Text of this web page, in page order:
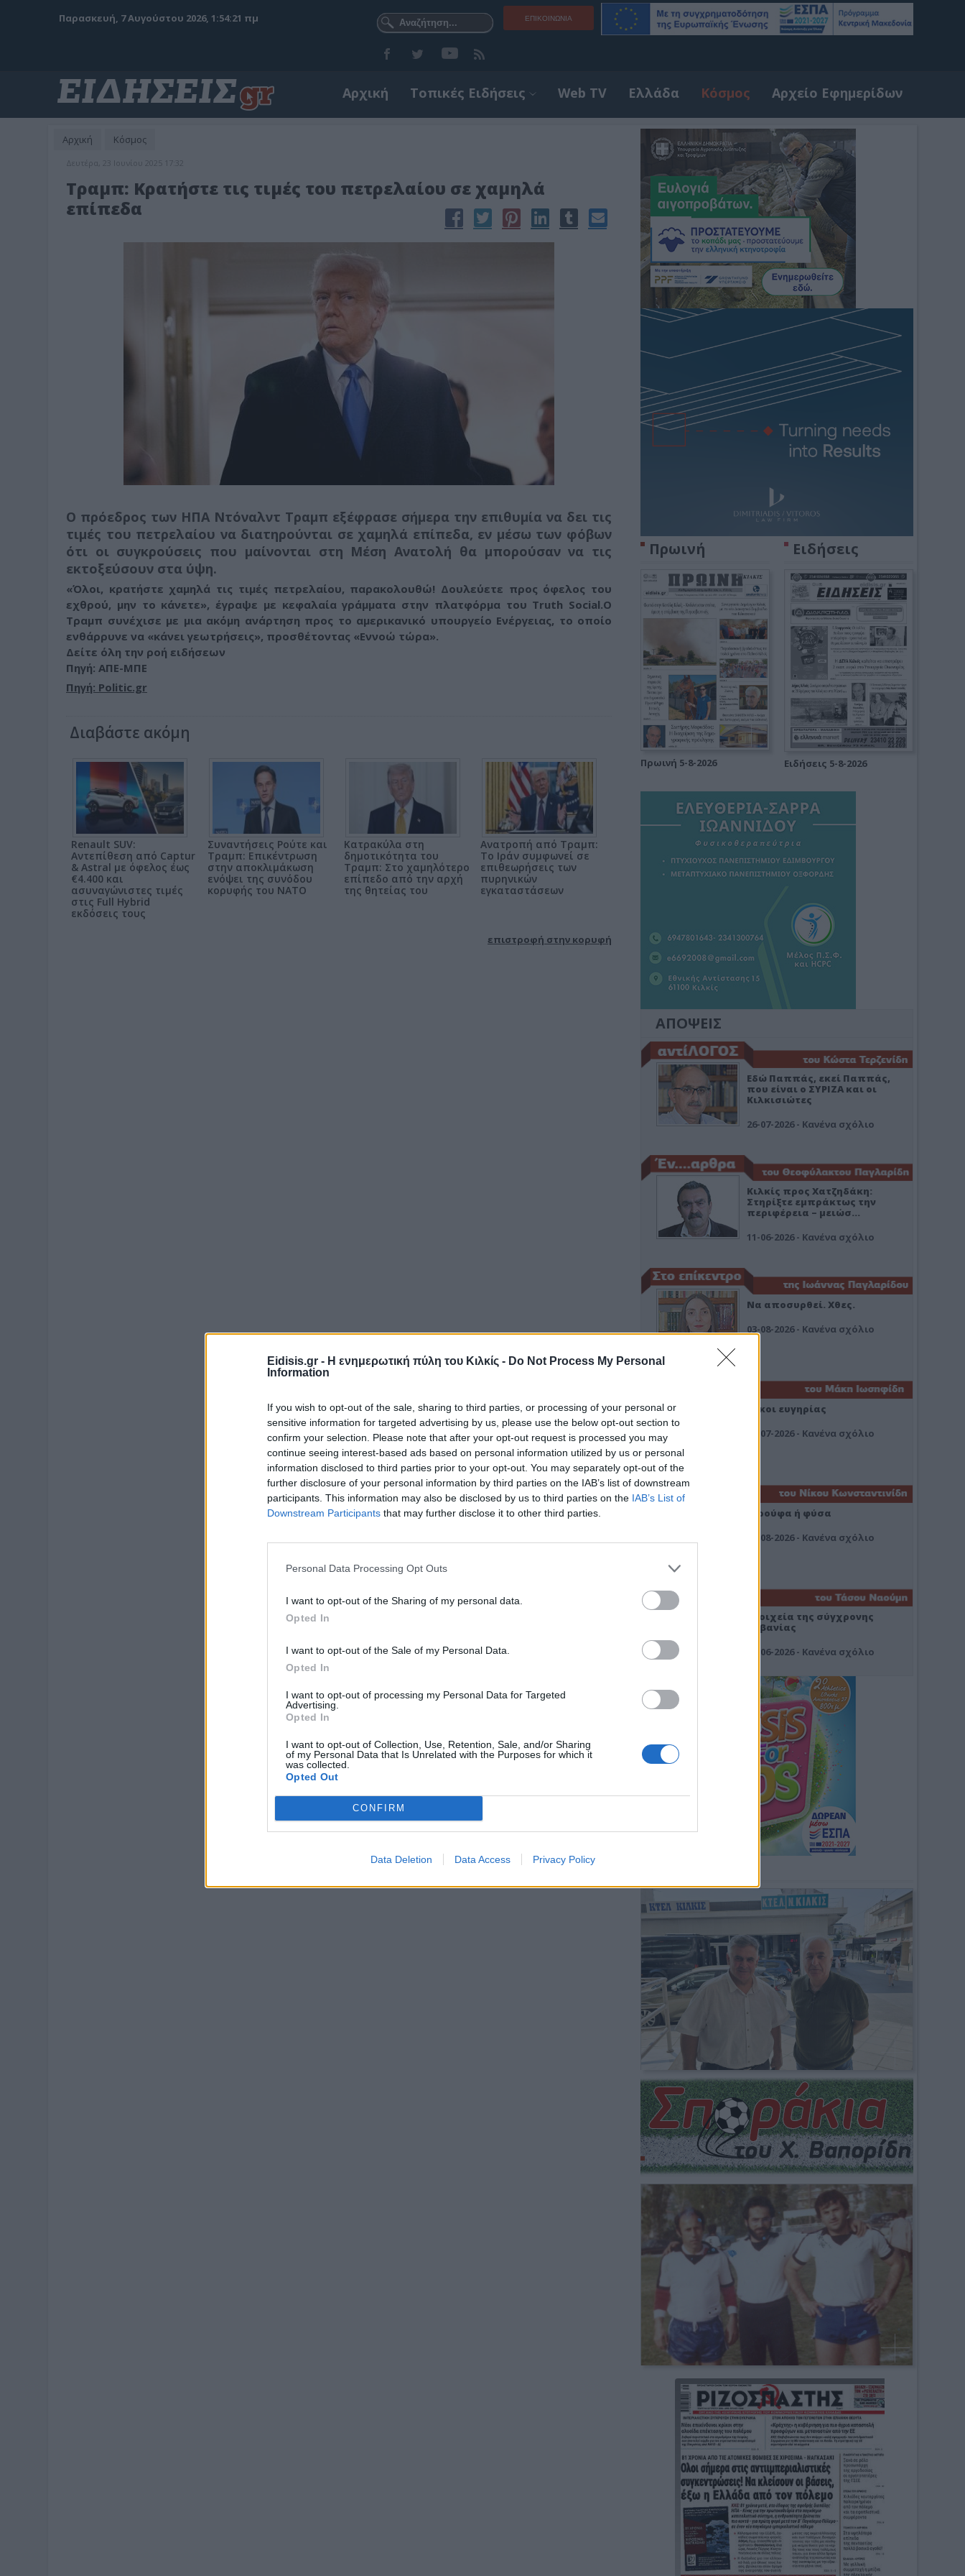
Eidisis.gr - Η ενημερωτική πύλη του Κιλκίς - Do Not Process My Personal
Information
If you wish to opt-out of the sale, sharing to third parties, or processing of your personal or
sensitive information for targeted advertising by us, please use the below opt-out section to
confirm your selection. Please note that after your opt-out request is processed you may
continue seeing interest-based ads based on personal information utilized by us or personal
information disclosed to third parties prior to your opt-out. You may separately opt-out of the
further disclosure of your personal information by third parties on the IAB’s list of downstream
participants. This information may also be disclosed by us to third parties on the IAB’s List of
Downstream Participants that may further disclose it to other third parties.
Personal Data Processing Opt Outs
I want to opt-out of the Sharing of my personal data.
Opted In
I want to opt-out of the Sale of my Personal Data.
Opted In
I want to opt-out of processing my Personal Data for Targeted
Advertising.
Opted In
I want to opt-out of Collection, Use, Retention, Sale, and/or Sharing
of my Personal Data that Is Unrelated with the Purposes for which it
was collected.
Opted Out
CONFIRM
Data Deletion Data Access Privacy Policy
ΕΠΙΚΟΙΝΩΝΊΑ
Παρασκευή, 7 Αυγούστου 2026, 1:54:22 πμ
Αρχική Τοπικές Ειδήσεις Web TV Ελλάδα Κόσμος Αρχείο Εφημερίδων
Αρχική Κόσμος
Δευτέρα, 23 Ιουνίου 2025 17:32
Τραμπ: Κρατήστε τις τιμές του πετρελαίου σε χαμηλά
επίπεδα
Ο πρόεδρος των ΗΠΑ Ντόναλντ Τραμπ εξέφρασε σήμερα την επιθυμία να δει τις
τιμές του πετρελαίου να διατηρούνται σε χαμηλά επίπεδα, εν μέσω των φόβων
ότι οι συγκρούσεις που μαίνονται στη Μέση Ανατολή θα μπορούσαν να τις
εκτοξεύσουν στα ύψη.
«Όλοι, κρατήστε χαμηλά τις τιμές πετρελαίου, παρακολουθώ! Δουλεύετε προς όφελος του
εχθρού, μην το κάνετε», έγραψε με κεφαλαία γράμματα στην πλατφόρμα του Truth Social.Ο
Τραμπ συνέχισε με μια ακόμη ανάρτηση προς το αμερικανικό υπουργείο Ενέργειας, το οποίο
ενθάρρυνε να «κάνει γεωτρήσεις», προσθέτοντας «Εννοώ τώρα».
Δείτε όλη την ροή ειδήσεων
Πηγή: ΑΠΕ-ΜΠΕ
Πηγή: Politic.gr
Διαβάστε ακόμη
Renault SUV:
Αντεπίθεση από Captur
& Astral με όφελος έως
€4.400 και
ασυναγώνιστες τιμές
στις Full Hybrid
εκδόσεις τους
Συναντήσεις Ρούτε και
Τραμπ: Επικέντρωση
στην αποκλιμάκωση
ενόψει της συνόδου
κορυφής του ΝΑΤΟ
Κατρακύλα στη
δημοτικότητα του
Τραμπ: Στο χαμηλότερο
επίπεδο από την αρχή
της θητείας του
Ανατροπή από Τραμπ:
Το Ιράν συμφωνεί σε
επιθεωρήσεις των
πυρηνικών
εγκαταστάσεων
επιστροφή στην κορυφή
Πρωινή
Πρωινή 5-8-2026
Ειδήσεις
Ειδήσεις 5-8-2026
ΑΠΟΨΕΙΣ
Εδώ Παππάς, εκεί Παππάς,
που είναι ο ΣΥΡΙΖΑ και οι
Κιλκισιώτες
26-07-2026 - Κανένα σχόλιο
Κιλκίς προς Χατζηδάκη:
Στηρίξτε εμπράκτως την
περιφέρεια – μειώσ…
11-06-2026 - Κανένα σχόλιο
Να αποσυρθεί. Χθες.
03-08-2026 - Κανένα σχόλιο
Οίκοι ευγηρίας
24-07-2026 - Κανένα σχόλιο
Ή ρούφα ή φύσα
03-08-2026 - Κανένα σχόλιο
Στοιχεία της σύγχρονης
Αλβανίας
19-06-2026 - Κανένα σχόλιο